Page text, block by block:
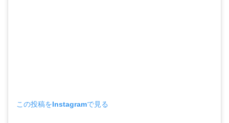
この投稿をInstagramで見る